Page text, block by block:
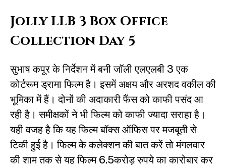
Jolly LLB 3 Box Office
Collection Day 5
सुभाष कपूर के निर्देशन में बनी जॉली एलएलबी 3 एक
कोर्टरूम ड्रामा फिल्म है। इसमें अक्षय और अरशद वकील की
भूमिका में हैं। दोनों की अदाकारी फैंस को काफी पसंद आ
रही है। समीक्षकों ने भी फिल्म को काफी ज्यादा सराहा है।
यही वजह है कि यह फिल्म बॉक्स ऑफिस पर मजबूती से
टिकी हुई है। फिल्म के कलेक्शन की बात करें तो मंगलवार
की शाम तक से यह फिल्म 6.5करोड़ रुपये का कारोबार कर